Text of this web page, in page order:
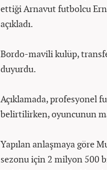
ettiği Arnavut futbolcu
açıkladı.
Bordo-mavili kulüp,
duyurdu.
Açıklamada, profesyonel
belirtilirken, oyuncunun
Yapılan anlaşmaya göre
sezonu için 2 milyon 500